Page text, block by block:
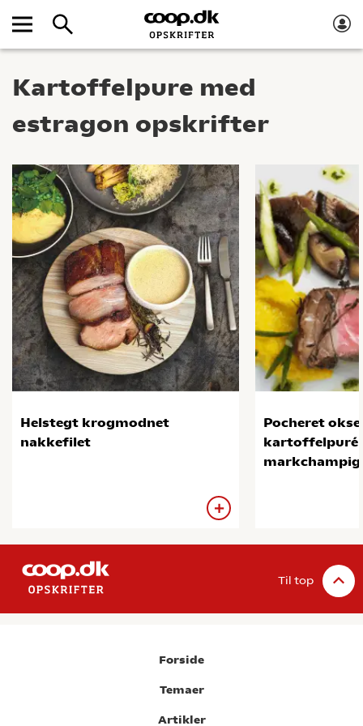
Kartoffelpure med
estragon opskrifter
Helstegt krogmodnet
nakkefilet
Pocheret
kartoffelpuré
Til top
Forside
Temaer
Artikler